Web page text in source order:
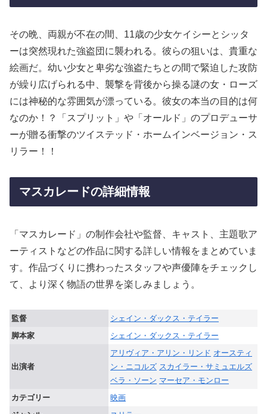
その晩、両親が不在の間、11歳の少女ケイシーとシッタ
ーは突然現れた強盗団に襲われる。彼らの狙いは、貴重な
絵画だ。幼い少女と卑劣な強盗たちとの間で緊迫した攻防
が繰り広げられる中、襲撃を背後から操る謎の女・ローズ
には神秘的な雰囲気が漂っている。彼女の本当の目的は何
なのか！？「スプリット」や「オールド」のプロデューサ
ーが贈る衝撃のツイステッド・ホームインベージョン・ス
リラー！！
マスカレードの詳細情報
「マスカレード」の制作会社や監督、キャスト、主題歌ア
ーティストなどの作品に関する詳しい情報をまとめていま
す。作品づくりに携わったスタッフや声優陣をチェックし
て、より深く物語の世界を楽しみましょう。
監督
シェイン・ダックス・テイラー
脚本家
シェイン・ダックス・テイラー
出演者
アリヴィア・アリン・リンド オースティ
ン・ニコルズ スカイラー・サミュエルズ
ベラ・ソーン マーセア・モンロー
カテゴリー
映画